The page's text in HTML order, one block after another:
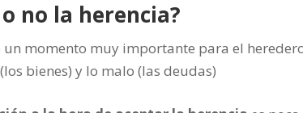
no la herencia?
un momento muy importante para el
bienes) y lo malo (las deudas)